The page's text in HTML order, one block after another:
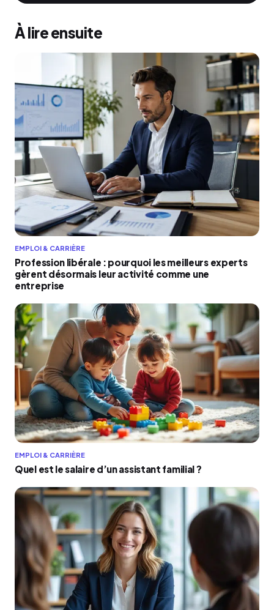
À lire ensuite
EMPLOI & CARRIÈRE
Profession libérale : pourquoi les meilleurs experts
gèrent désormais leur activité comme une
entreprise
EMPLOI & CARRIÈRE
Quel est le salaire d’un assistant familial ?